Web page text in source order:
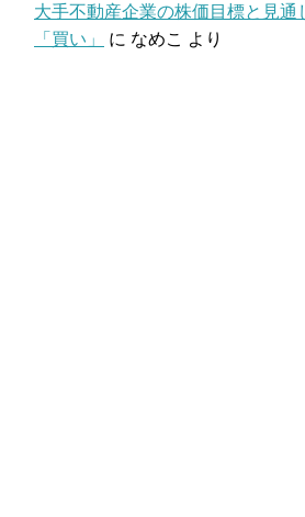
大手不動産企業の株価目標と見通
「買い」
に なめこ より